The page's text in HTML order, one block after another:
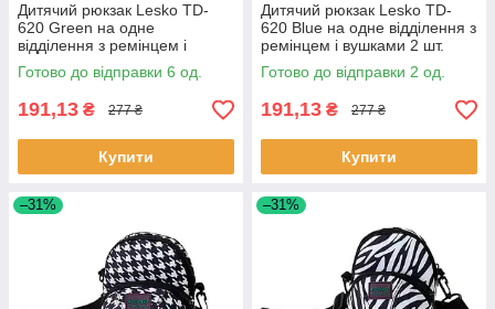
Дитячий рюкзак Lesko TD-
620 Green на одне
відділення з ремінцем і
вушками 6 шт.
Готово до відправки 6 од.
191,13 ₴ 277 ₴
Купити
Дитячий рюкзак Lesko TD-
620 Blue на одне відділення з
ремінцем і вушками 2 шт.
Готово до відправки 2 од.
191,13 ₴ 277 ₴
Купити
–31% –31%